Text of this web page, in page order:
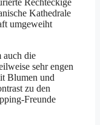
Rechteckige
Kathedrale
umgeweiht
auch die
sehr engen
Blumen und
zu den
Freunde